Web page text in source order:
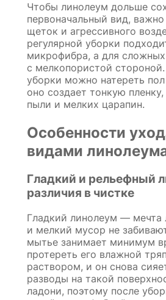
Чтобы линолеум дольше
первоначальный вид, важно
щеток и агрессивного
регулярной уборки
микрофибра, а для
с мелкопористой
уборки можно натереть
оно создает тонкую
пыли и мелких царапин.
Особенности
видами
Гладкий и рельефный
различия в чистке
Гладкий линолеум — мечта
и мелкий мусор не
мытье занимает минимум
протереть его влажной
раствором, и он снова
разводы на такой
ладони, поэтому после